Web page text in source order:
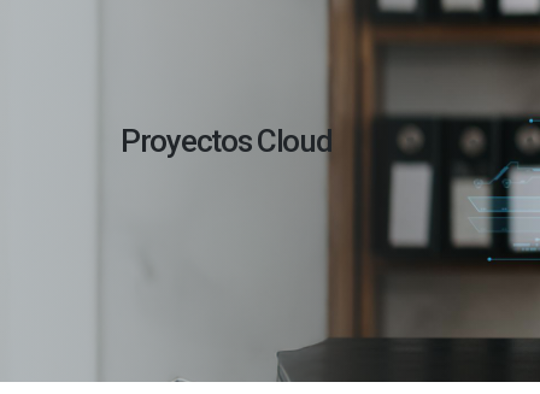
Proyectos Cloud